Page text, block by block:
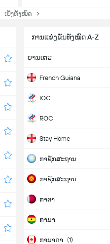
ເບິ່ງທັງໝົດ
ການແຂ່ງຂັນທັງໝົດ A-Z
ບານເຕະ
French Guiana
IOC
ROC
Stay Home
ກາຊັກສະຖານ
ກາຊັກສະຖານ
ກາຕາ
ການາ
ການາດາ (1)